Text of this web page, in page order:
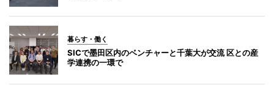
暮らす・働く
SICで墨田区内のベンチャーと千葉大が交流 区との産
学連携の一環で